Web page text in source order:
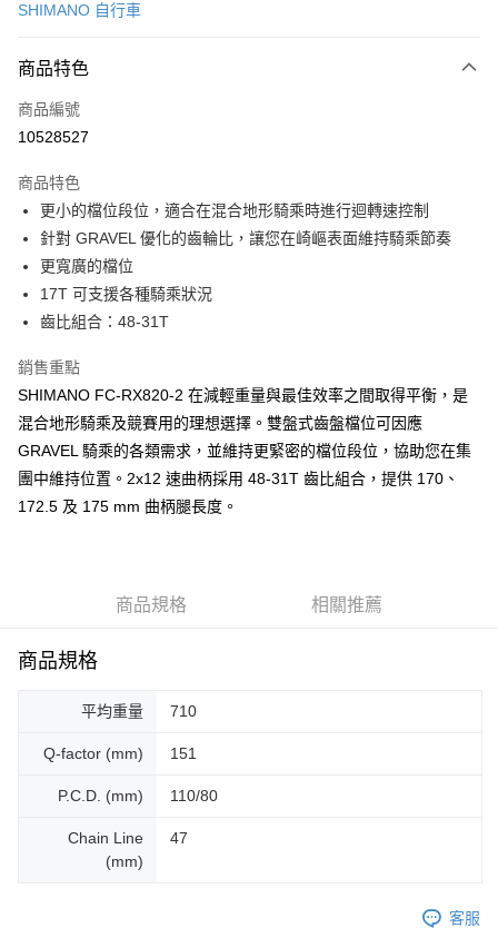
3 期 0 利率 每期
合作金庫商業銀行
上海商業儲蓄銀行
臺灣中小企業銀行
匯豐（台灣）商業銀行
華泰商業銀行
聯邦商業銀行
遠東國際商業銀行
元大商業銀行
玉山商業銀行
台灣樂天信用卡公司
合作金庫商業銀行
上海商業儲蓄銀行
國泰世華商業銀行
兆豐國際商業銀行
匯豐（台灣）商業銀行
華泰商業銀行
聯邦商業銀行
元大商業銀行
玉山商業銀行
台灣樂天信用卡公司
LINE Pay
Apple Pay
悠遊付
Google Pay
全盈+PAY
運送方式
7-11取貨(快速到店)
新竹貨運
SHIMANO 自行車
商品特色
商品編號
10528527
商品特色
更小的檔位段位，適合在混合地形騎乘時進行迴轉速控制
針對 GRAVEL 優化的齒輪比，讓您在崎嶇表面維持騎乘節奏
更寬廣的檔位
17T 可支援各種騎乘狀況
齒比組合：48-31T
銷售重點
SHIMANO FC-RX820-2 在減輕重量與最佳效率之間取得平衡，是
混合地形騎乘及競賽用的理想選擇。雙盤式齒盤檔位可因應
GRAVEL 騎乘的各類需求，並維持更緊密的檔位段位，協助您在集
團中維持位置。2x12 速曲柄採用 48-31T 齒比組合，提供 170、
172.5 及 175 mm 曲柄腿長度。
商品規格 相關推薦
商品規格
平均重量 710
Q-factor (mm) 151
P.C.D. (mm) 110/80
Chain Line
(mm)
47
客服